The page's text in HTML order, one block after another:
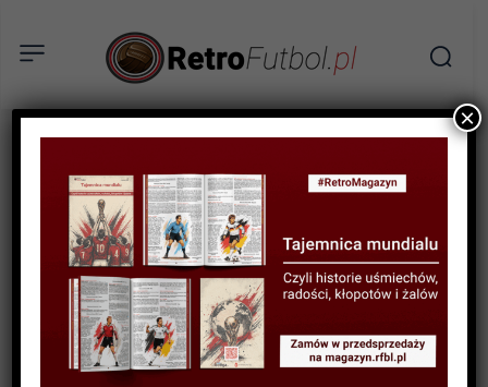
KSIĄŻKI RECENZJA
„Juventus. Ilustrowana
historia Starej Damy” –
recenzja
×